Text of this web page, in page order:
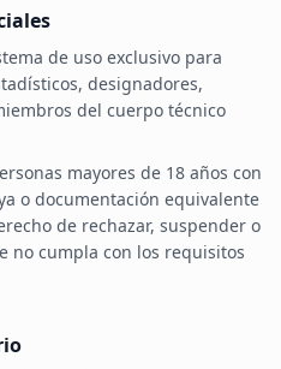
de uso exclusivo para
designadores,
del cuerpo técnico
mayores de 18 años con
o documentación equivalente
de rechazar, suspender o
no cumpla con los requisitos